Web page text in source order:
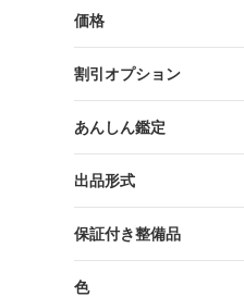
価格
割引オプション
あんしん鑑定
出品形式
保証付き整備品
色